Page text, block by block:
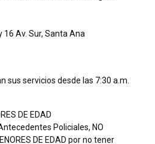
16 Av. Sur, Santa Ana
sus servicios desde las 7:30 a.m.
DE EDAD
Policiales, NO
DE EDAD por no tener